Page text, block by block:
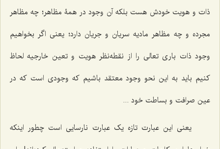
ذات و هویت خودش هست بلکه آن وجود در همۀ مظاهر؛ چه مظاهر
مجرده و چه مظاهر مادیه سریان و جریان دارد؛ یعنی اگر بخواهیم
وجود ذات باری تعالی را از نقطه‌نظر هویت و تعین خارجیه لحاظ
کنیم باید به این نحو وجود معتقد باشیم که وجودی است که در
عین صرافت و بساطت خود ...
یعنی این عبارت تازه یک عبارت نارسایی است چطور اینکه